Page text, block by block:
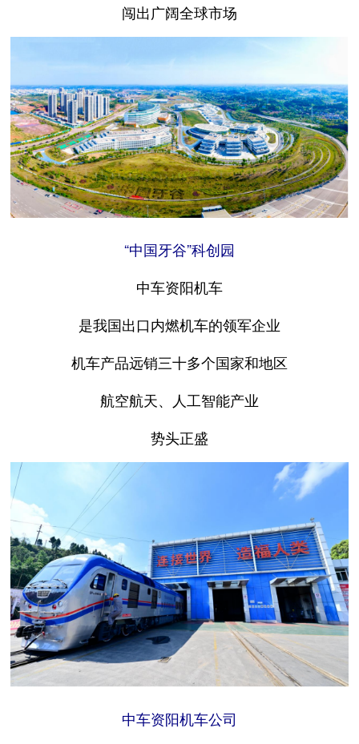
闯出广阔全球市场
“中国牙谷”科创园
中车资阳机车
是我国出口内燃机车的领军企业
机车产品远销三十多个国家和地区
航空航天、人工智能产业
势头正盛
中车资阳机车公司